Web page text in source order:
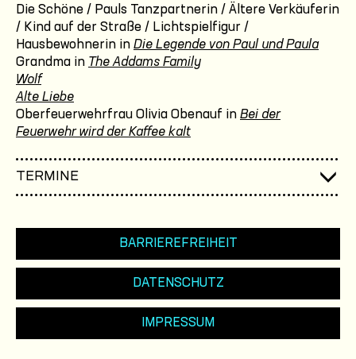
Die Schöne / Pauls Tanzpartnerin / Ältere Verkäuferin
/ Kind auf der Straße / Lichtspielfigur /
Hausbewohnerin in Die Legende von Paul und Paula
Grandma in The Addams Family
Wolf
Alte Liebe
Oberfeuerwehrfrau Olivia Obenauf in Bei der
Feuerwehr wird der Kaffee kalt
TERMINE
BARRIEREFREIHEIT
DATENSCHUTZ
IMPRESSUM